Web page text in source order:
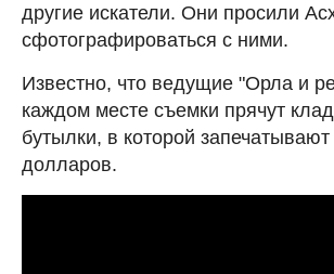
другие искатели. Они просили
сфотографироваться с ними.
Известно, что ведущие "Орла и
каждом месте съемки прячут
бутылки, в которой
долларов.